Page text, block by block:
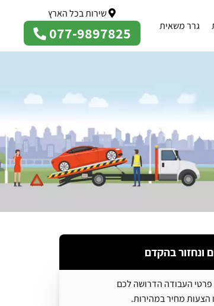
גרר משאית
שירות בכל הארץ
077-9897825
ונחזור בהקדם
העבודה הדרושה לכם
הצעות מחיר במהירות.